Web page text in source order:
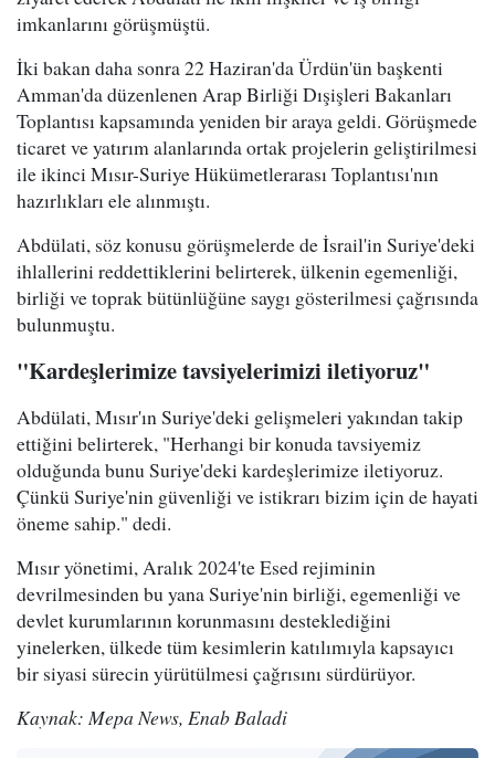
imkanlarını görüşmüştü.
İki bakan daha sonra 22 Haziran'da Ürdün'ün başkenti
Amman'da düzenlenen Arap Birliği Dışişleri Bakanları
Toplantısı kapsamında yeniden bir araya geldi. Görüşmede
ticaret ve yatırım alanlarında ortak projelerin geliştirilmesi
ile ikinci Mısır-Suriye Hükümetlerarası Toplantısı'nın
hazırlıkları ele alınmıştı.
Abdülati, söz konusu görüşmelerde de İsrail'in Suriye'deki
ihlallerini reddettiklerini belirterek, ülkenin egemenliği,
birliği ve toprak bütünlüğüne saygı gösterilmesi çağrısında
bulunmuştu.
"Kardeşlerimize tavsiyelerimizi iletiyoruz"
Abdülati, Mısır'ın Suriye'deki gelişmeleri yakından takip
ettiğini belirterek, "Herhangi bir konuda tavsiyemiz
olduğunda bunu Suriye'deki kardeşlerimize iletiyoruz.
Çünkü Suriye'nin güvenliği ve istikrarı bizim için de hayati
öneme sahip." dedi.
Mısır yönetimi, Aralık 2024'te Esed rejiminin
devrilmesinden bu yana Suriye'nin birliği, egemenliği ve
devlet kurumlarının korunmasını desteklediğini
yinelerken, ülkede tüm kesimlerin katılımıyla kapsayıcı
bir siyasi sürecin yürütülmesi çağrısını sürdürüyor.
Kaynak: Mepa News, Enab Baladi